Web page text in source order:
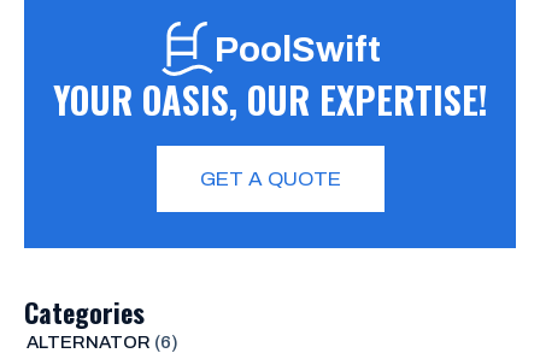
PoolSwift
YOUR OASIS, OUR EXPERTISE!
GET A QUOTE
Categories
ALTERNATOR (6)